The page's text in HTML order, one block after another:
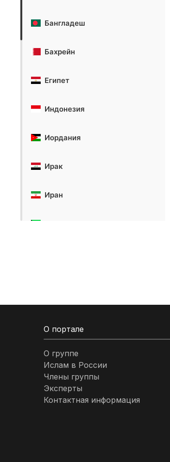
Бангладеш
Бахрейн
Египет
Индонезия
Иордания
Ирак
Иран
Малайзия
Марокко
Нигерия
О портале
О группе
Ислам в России
Члены группы
Эксперты
Контактная информация